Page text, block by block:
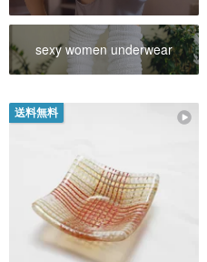
sexy women underwear
送料無料